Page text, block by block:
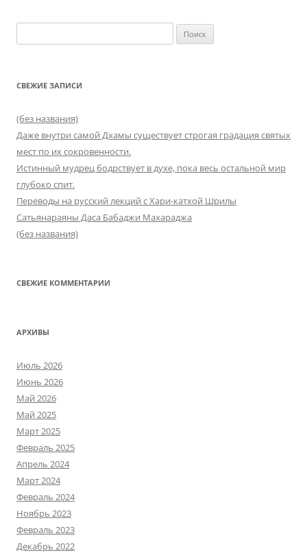
СВЕЖИЕ ЗАПИСИ
(без названия)
Даже внутри самой Дхамы существует строгая градация святых
мест по их сокровенности.
Истинный мудрец бодрствует в духе, пока весь остальной мир
глубоко спит.
Переводы на русский лекций с Хари-катхой Шрилы
Сатьянараяны Даса Бабаджи Махараджа
(без названия)
СВЕЖИЕ КОММЕНТАРИИ
АРХИВЫ
Июль 2026
Июнь 2026
Май 2026
Май 2025
Март 2025
Февраль 2025
Апрель 2024
Март 2024
Февраль 2024
Ноябрь 2023
Февраль 2023
Декабрь 2022